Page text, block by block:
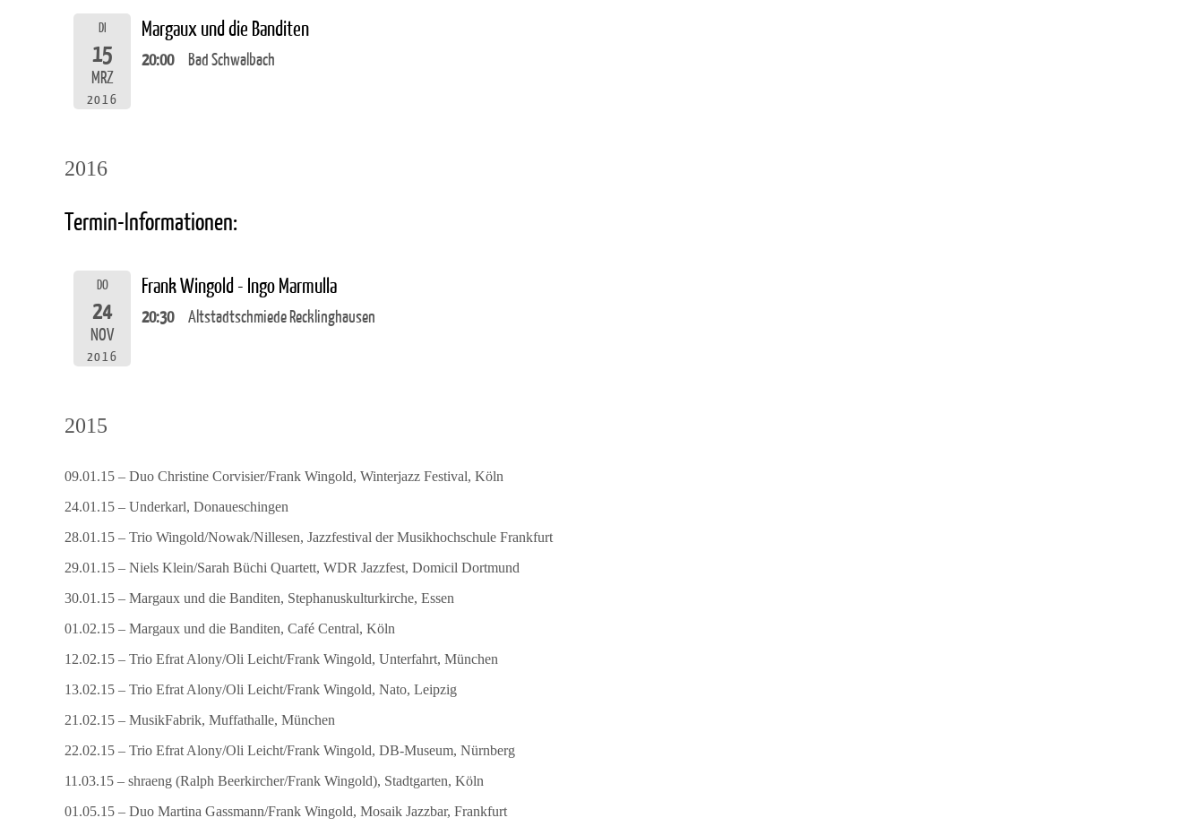
DI
15
MRZ
2016
Margaux und die Banditen
20:00 Bad Schwalbach
2016
Termin-Informationen:
DO
24
NOV
2016
Frank Wingold - Ingo Marmulla
20:30 Altstadtschmiede Recklinghausen
2015
09.01.15 – Duo Christine Corvisier/Frank Wingold, Winterjazz Festival, Köln
24.01.15 – Underkarl, Donaueschingen
28.01.15 – Trio Wingold/Nowak/Nillesen, Jazzfestival der Musikhochschule Frankfurt
29.01.15 – Niels Klein/Sarah Büchi Quartett, WDR Jazzfest, Domicil Dortmund
30.01.15 – Margaux und die Banditen, Stephanuskulturkirche, Essen
01.02.15 – Margaux und die Banditen, Café Central, Köln
12.02.15 – Trio Efrat Alony/Oli Leicht/Frank Wingold, Unterfahrt, München
13.02.15 – Trio Efrat Alony/Oli Leicht/Frank Wingold, Nato, Leipzig
21.02.15 – MusikFabrik, Muffathalle, München
22.02.15 – Trio Efrat Alony/Oli Leicht/Frank Wingold, DB-Museum, Nürnberg
11.03.15 – shraeng (Ralph Beerkircher/Frank Wingold), Stadtgarten, Köln
01.05.15 – Duo Martina Gassmann/Frank Wingold, Mosaik Jazzbar, Frankfurt